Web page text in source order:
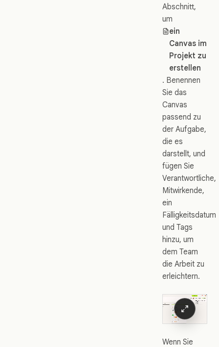
Abschnitt,
um
ein
Canvas im
Projekt zu
erstellen
. Benennen
Sie das
Canvas
passend zu
der Aufgabe,
die es
darstellt, und
fügen Sie
Verantwortliche,
Mitwirkende,
ein
Fälligkeitsdatum
und Tags
hinzu, um
dem Team
die Arbeit zu
erleichtern.
Wenn Sie